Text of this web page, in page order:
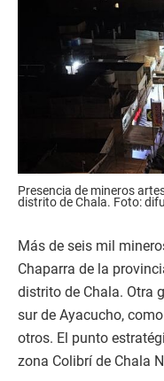
Presencia de mineros
distrito de Chala. Foto:
Más de seis mil
Chaparra de la
distrito de Chala. Otra
sur de Ayacucho,
otros. El punto
zona Colibrí de Chala